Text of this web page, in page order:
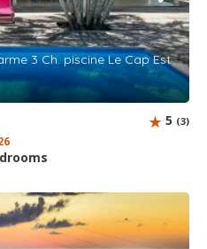
3 Ch. piscine Le Cap Est
5 (3)